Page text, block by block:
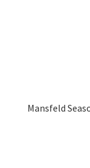
Mansfeld